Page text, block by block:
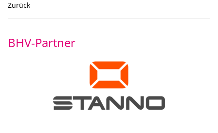
Zurück
BHV-Partner